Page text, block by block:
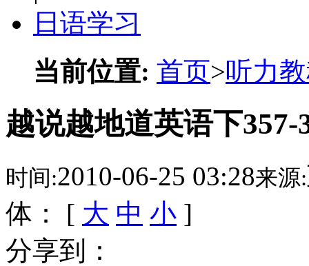
日语学习
当前位置: 首页>听力
越说越地道英语下357-
时间:2010-06-25 03:28来源:
体： [ 大 中 小 ]
分享到：